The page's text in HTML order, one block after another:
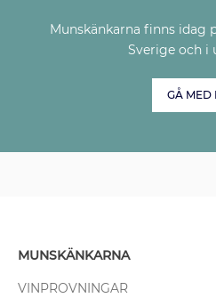
Munskänkarna finns idag
Sverige och i
GÅ MED
MUNSKÄNKARNA
VINPROVNINGAR